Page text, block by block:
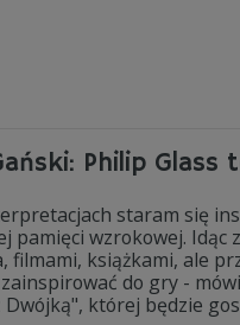
Philip Glass
staram się
pamięci wzrokowej.
filmami, książkami, ale
do gry -
której będzie